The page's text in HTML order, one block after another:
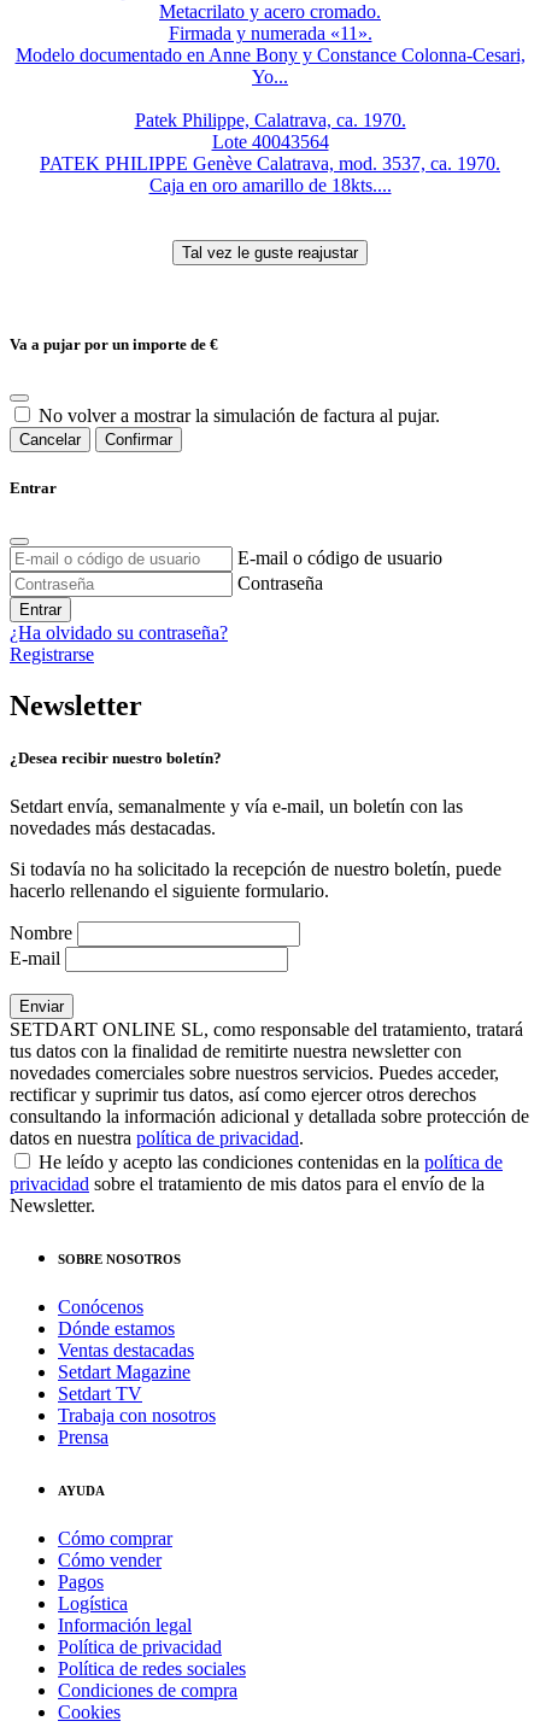
Metacrilato y acero cromado.
Firmada y numerada «11».
Modelo documentado en Anne Bony y Constance Colonna-Cesari,
Yo...
Patek Philippe, Calatrava, ca. 1970.
Lote 40043564
PATEK PHILIPPE Genève Calatrava, mod. 3537, ca. 1970.
Caja en oro amarillo de 18kts....
Va a pujar por un importe de €
No volver a mostrar la simulación de factura al pujar.
Cancelar Confirmar
Entrar
E-mail o código de usuario
Contraseña
Entrar
¿Ha olvidado su contraseña?
Registrarse
Newsletter
¿Desea recibir nuestro boletín?
Setdart envía, semanalmente y vía e-mail, un boletín con las
novedades más destacadas.
Si todavía no ha solicitado la recepción de nuestro boletín, puede
hacerlo rellenando el siguiente formulario.
Nombre
E-mail
SETDART ONLINE SL, como responsable del tratamiento, tratará
tus datos con la finalidad de remitirte nuestra newsletter con
novedades comerciales sobre nuestros servicios. Puedes acceder,
rectificar y suprimir tus datos, así como ejercer otros derechos
consultando la información adicional y detallada sobre protección de
datos en nuestra política de privacidad.
He leído y acepto las condiciones contenidas en la política de
privacidad sobre el tratamiento de mis datos para el envío de la
Newsletter.
SOBRE NOSOTROS
Conócenos
Dónde estamos
Ventas destacadas
Setdart Magazine
Setdart TV
Trabaja con nosotros
Prensa
AYUDA
Cómo comprar
Cómo vender
Pagos
Logística
Información legal
Política de privacidad
Política de redes sociales
Condiciones de compra
Cookies